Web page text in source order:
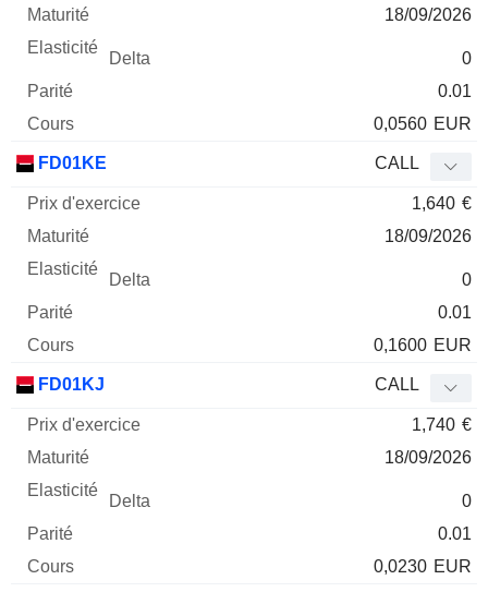
18/09/2026
0
0.01
0,0560 EUR
FD01KE CALL
1,640 €
18/09/2026
0
0.01
0,1600 EUR
FD01KJ CALL
1,740 €
18/09/2026
0
0.01
0,0230 EUR